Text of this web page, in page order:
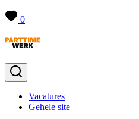
0
Vacatures
Gehele site